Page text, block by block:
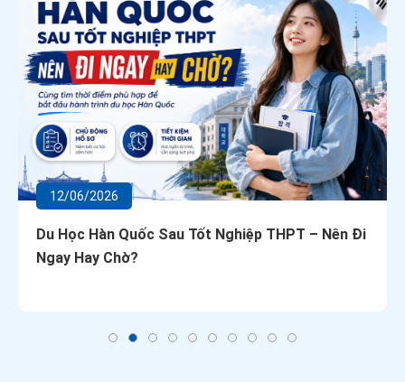
12/06/2026
Du Học Hàn Quốc Sau Tốt Nghiệp THPT – Nên Đi
Ngay Hay Chờ?